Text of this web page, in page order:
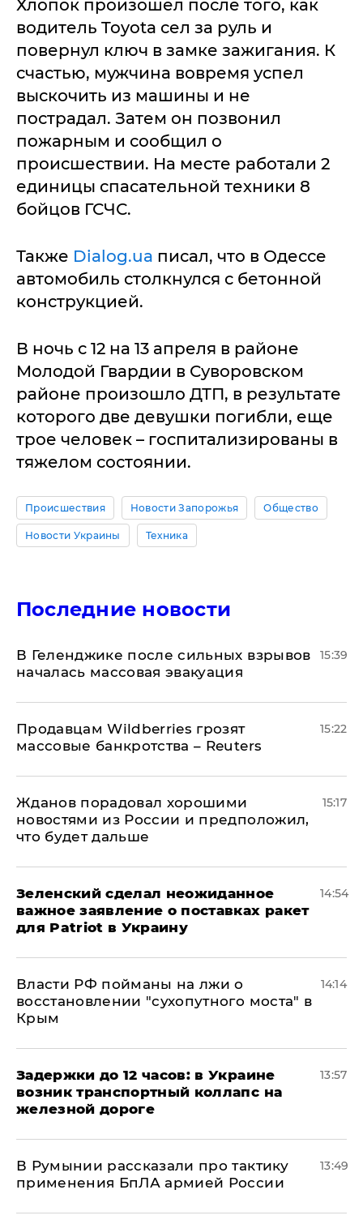
Хлопок произошел после того, как
водитель Toyota сел за руль и
повернул ключ в замке зажигания. К
счастью, мужчина вовремя успел
выскочить из машины и не
пострадал. Затем он позвонил
пожарным и сообщил о
происшествии. На месте работали 2
единицы спасательной техники 8
бойцов ГСЧС.
Также Dialog.ua писал, что в Одессе
автомобиль столкнулся с бетонной
конструкцией.
В ночь с 12 на 13 апреля в районе
Молодой Гвардии в Суворовском
районе произошло ДТП, в результате
которого две девушки погибли, еще
трое человек – госпитализированы в
тяжелом состоянии.
Происшествия Новости Запорожья Общество
Новости Украины Техника
Последние новости
В Геленджике после сильных взрывов
началась массовая эвакуация
15:39
Продавцам Wildberries грозят
массовые банкротства – Reuters
15:22
Жданов порадовал хорошими
новостями из России и предположил,
что будет дальше
15:17
Зеленский сделал неожиданное
важное заявление о поставках ракет
для Patriot в Украину
14:54
Власти РФ пойманы на лжи о
восстановлении "сухопутного моста" в
Крым
14:14
Задержки до 12 часов: в Украине
возник транспортный коллапс на
железной дороге
13:57
В Румынии рассказали про тактику
применения БпЛА армией России
13:49